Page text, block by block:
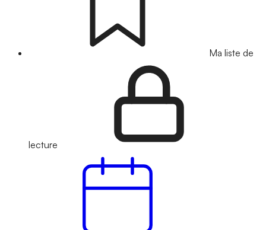
Ma liste de
lecture